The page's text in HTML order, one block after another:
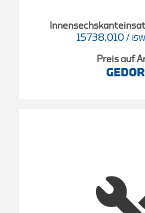
15738.010 /
Preis auf